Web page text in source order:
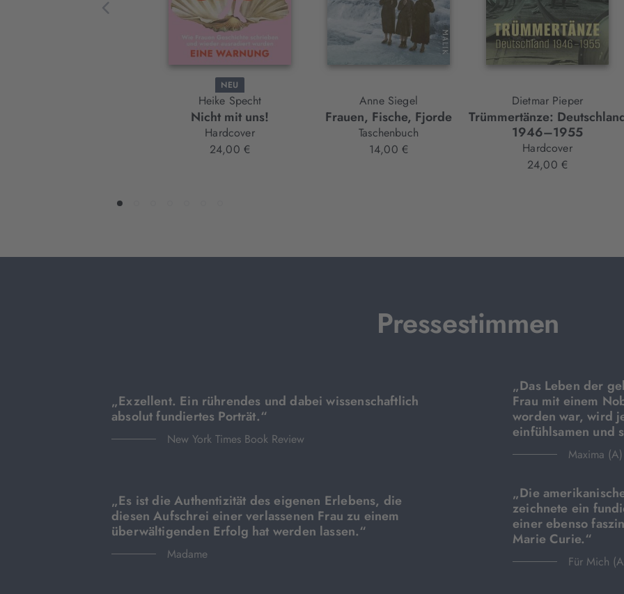
NEU
Heike Specht
Nicht mit uns!
Hardcover
24,00 €
Anne Siegel
Frauen, Fische, Fjorde
Taschenbuch
14,00 €
Dietmar Pieper
Trümmertänze:
1946–1955
Hardcover
24,00 €
Pressestimmen
„Exzellent. Ein rührendes und dabei wissenschaftlich
absolut fundiertes Porträt.“
New York Times Book Review
„Das Leben der
Frau mit einem
worden war, wird
einfühlsamen und
Maxima (A)
„Es ist die Authentizität des eigenen Erlebens, die
diesen Aufschrei einer verlassenen Frau zu einem
überwältigenden Erfolg hat werden lassen.“
Madame
„Die
zeichnete ein
einer ebenso
Marie Curie.“
Für Mich